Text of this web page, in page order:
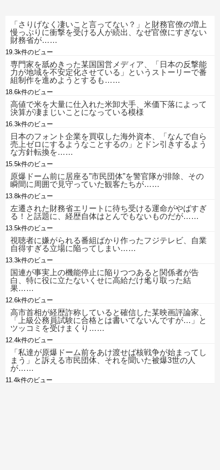
「さりげなく凄いこと言ってない？」と財務官僚の増上
慢っぷりに衝撃を受ける人が続出、なぜ官僚にすぎない
財務省が……
19.3k件のビュー
専門家を舐めきった某国国営メディア、「日本の反撃能
力が地域を不安定化させている」というストーリーで番
組制作を進めようとするも……
18.6k件のビュー
高値で米を大量に仕入れた米卸大手、米価下落によって
決算が凄まじいことになっている模様
16.3k件のビュー
日本のフォント企業を買収した海外資本、「なんで自ら
売上ゼロにするようなことするの」とドン引きするよう
な方針転換を……
15.5k件のビュー
原爆ドーム前に居座る”市民団体”を警官隊が排除、その
瞬間に周囲で見守っていた観客たちが……
13.8k件のビュー
左遷された財務省エリートに待ち受ける運命がやばすぎ
る！と話題に、経歴自体はとんでもないものだが……
13.5k件のビュー
視聴者に嫌がられる番組ばかり作ったフジテレビ、自業
自得すぎる立場に陥ってしまい……
13.3k件のビュー
国連が事実上の機能停止に陥りつつあると関係者が告
白、特に役に立たないくせに高給だけ毟り取った結
果……
12.6k件のビュー
高市首相が経歴詐称していると確信した某映画評論家、
「上級公務員試験に合格とは書いてないんですが…」と
ツッコミを受けまくり……
12.4k件のビュー
「私達が原爆ドーム前をあけ渡せば核戦争が始まってし
まう」と訴える市民団体、それを聞いた被爆3世の人
が……
11.4k件のビュー